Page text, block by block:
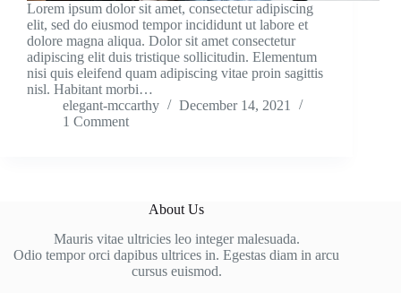
Lorem ipsum dolor sit amet, consectetur adipiscing
elit, sed do eiusmod tempor incididunt ut labore et
dolore magna aliqua. Dolor sit amet consectetur
adipiscing elit duis tristique sollicitudin. Elementum
nisi quis eleifend quam adipiscing vitae proin sagittis
nisl. Habitant morbi…
elegant-mccarthy
December 14, 2021
1 Comment
About Us
Mauris vitae ultricies leo integer malesuada.
Odio tempor orci dapibus ultrices in. Egestas diam in arcu
cursus euismod.